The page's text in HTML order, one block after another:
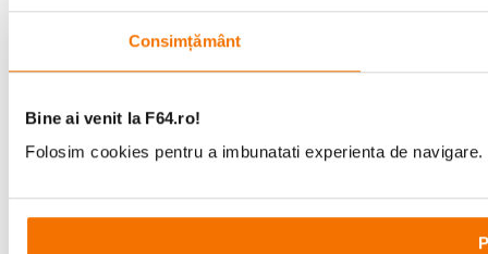
Consimțământ
Bine ai venit la F64.ro!
Folosim cookies pentru a imbunatati experienta de